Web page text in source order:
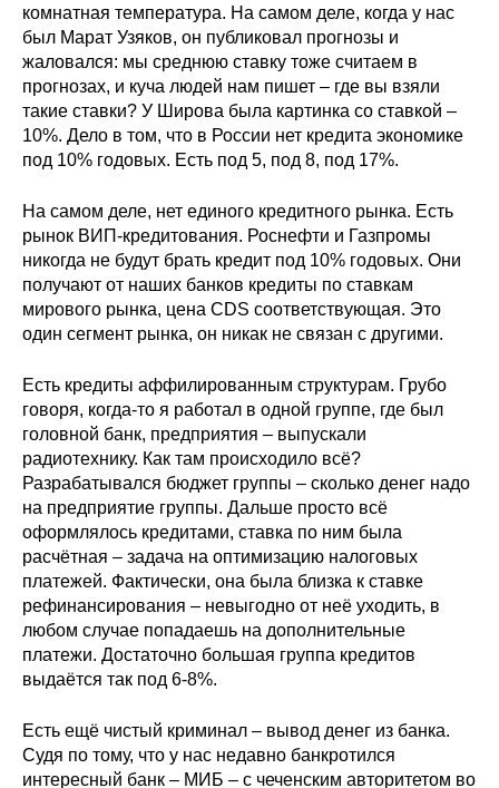
комнатная температура. На самом деле, когда у нас
был Марат Узяков, он публиковал прогнозы и
жаловался: мы среднюю ставку тоже считаем в
прогнозах, и куча людей нам пишет – где вы взяли
такие ставки? У Широва была картинка со ставкой –
10%. Дело в том, что в России нет кредита экономике
под 10% годовых. Есть под 5, под 8, под 17%.
На самом деле, нет единого кредитного рынка. Есть
рынок ВИП-кредитования. Роснефти и Газпромы
никогда не будут брать кредит под 10% годовых. Они
получают от наших банков кредиты по ставкам
мирового рынка, цена CDS соответствующая. Это
один сегмент рынка, он никак не связан с другими.
Есть кредиты аффилированным структурам. Грубо
говоря, когда-то я работал в одной группе, где был
головной банк, предприятия – выпускали
радиотехнику. Как там происходило всё?
Разрабатывался бюджет группы – сколько денег надо
на предприятие группы. Дальше просто всё
оформлялось кредитами, ставка по ним была
расчётная – задача на оптимизацию налоговых
платежей. Фактически, она была близка к ставке
рефинансирования – невыгодно от неё уходить, в
любом случае попадаешь на дополнительные
платежи. Достаточно большая группа кредитов
выдаётся так под 6-8%.
Есть ещё чистый криминал – вывод денег из банка.
Судя по тому, что у нас недавно банкротился
интересный банк – МИБ – с чеченским авторитетом во